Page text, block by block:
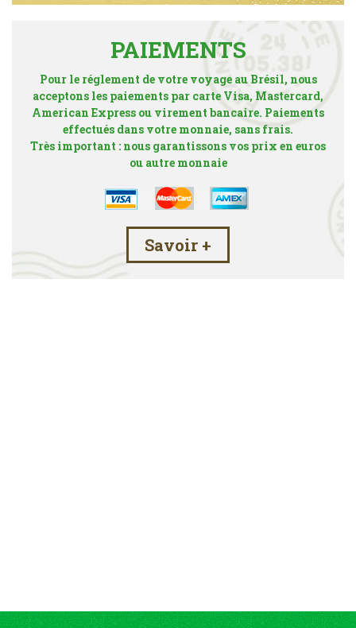
PAIEMENTS
Pour le réglement de votre voyage au Brésil, nous
acceptons les paiements par carte Visa, Mastercard,
American Express ou virement bancaire. Paiements
effectués dans votre monnaie, sans frais.
Très important : nous garantissons vos prix en euros
ou autre monnaie
Savoir +